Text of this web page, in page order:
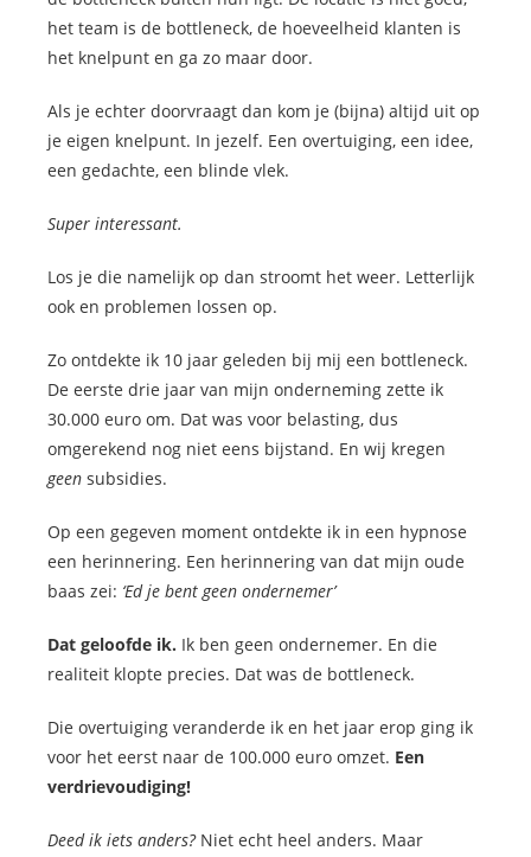
het team is de bottleneck, de hoeveelheid klanten is
het knelpunt en ga zo maar door.
Als je echter doorvraagt dan kom je (bijna) altijd uit op
je eigen knelpunt. In jezelf. Een overtuiging, een idee,
een gedachte, een blinde vlek.
Super interessant.
Los je die namelijk op dan stroomt het weer. Letterlijk
ook en problemen lossen op.
Zo ontdekte ik 10 jaar geleden bij mij een bottleneck.
De eerste drie jaar van mijn onderneming zette ik
30.000 euro om. Dat was voor belasting, dus
omgerekend nog niet eens bijstand. En wij kregen
geen subsidies.
Op een gegeven moment ontdekte ik in een hypnose
een herinnering. Een herinnering van dat mijn oude
baas zei: ‘Ed je bent geen ondernemer’
Dat geloofde ik. Ik ben geen ondernemer. En die
realiteit klopte precies. Dat was de bottleneck.
Die overtuiging veranderde ik en het jaar erop ging ik
voor het eerst naar de 100.000 euro omzet. Een
verdrievoudiging!
Deed ik iets anders?Niet echt heel anders. Maar